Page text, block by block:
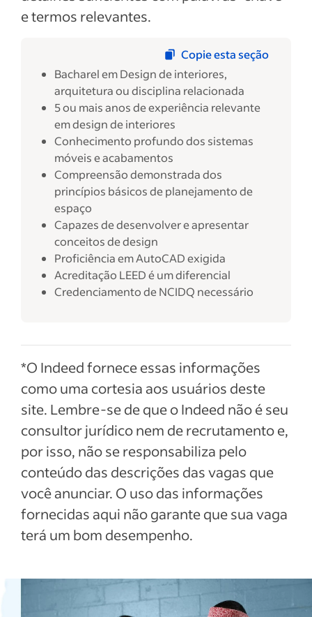
e termos relevantes.
Copie esta seção
Bacharel em Design de interiores,
arquitetura ou disciplina relacionada
5 ou mais anos de experiência relevante
em design de interiores
Conhecimento profundo dos sistemas
móveis e acabamentos
Compreensão demonstrada dos
princípios básicos de planejamento de
espaço
Capazes de desenvolver e apresentar
conceitos de design
Proficiência em AutoCAD exigida
Acreditação LEED é um diferencial
Credenciamento de NCIDQ necessário
*O Indeed fornece essas informações
como uma cortesia aos usuários deste
site. Lembre-se de que o Indeed não é seu
consultor jurídico nem de recrutamento e,
por isso, não se responsabiliza pelo
conteúdo das descrições das vagas que
você anunciar. O uso das informações
fornecidas aqui não garante que sua vaga
terá um bom desempenho.